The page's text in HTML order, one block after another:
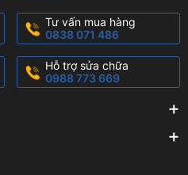
Tư vấn mua hàng
0838 071 486
Hỗ trợ sửa chữa
0988 773 669